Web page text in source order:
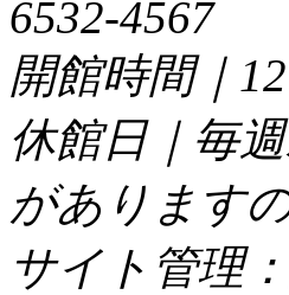
6532-4567
開館時間
休館日｜毎
があります
サイト管理：